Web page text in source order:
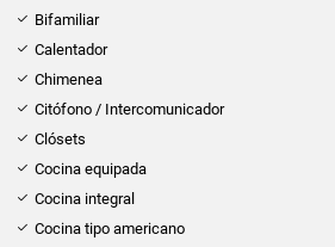
Bifamiliar
Calentador
Chimenea
Citófono / Intercomunicador
Clósets
Cocina equipada
Cocina integral
Cocina tipo americano